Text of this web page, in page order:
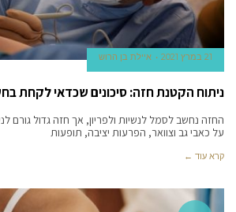
21 במרץ 2021 איילת בן הרוש
ניתוח הקטנת חזה: סיכונים שכדאי לקחת
החזה נחשב לסמל לנשיות ולפריון, אך חזה גדול גורם
על כאבי גב וצוואר, הפרעות יציבה, תופעות
קרא עוד ←